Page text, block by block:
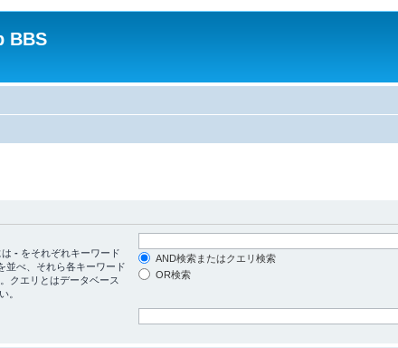
BBS
- をそれぞれキーワード
並べ、それら各キーワード
クエリとはデータベース
。
AND検索またはクエリ検索
OR検索